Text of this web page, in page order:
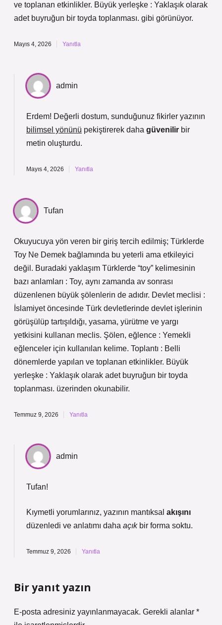
ve toplanan etkinlikler. Büyük yerleşke : Yaklaşık olarak
adet buyruğun bir toyda toplanması. gibi görünüyor.
Mayıs 4, 2026 Yanıtla
admin
Erdem! Değerli dostum, sunduğunuz fikirler yazının
bilimsel yönünü pekiştirerek daha güvenilir bir
metin oluşturdu.
Mayıs 4, 2026 Yanıtla
Tufan
Okuyucuya yön veren bir giriş tercih edilmiş; Türklerde
Toy Ne Demek bağlamında bu yeterli ama etkileyici
değil. Buradaki yaklaşım Türklerde “toy” kelimesinin
bazı anlamları : Toy, aynı zamanda av sonrası
düzenlenen büyük şölenlerin de adıdır. Devlet meclisi :
İslamiyet öncesinde Türk devletlerinde devlet işlerinin
görüşülüp tartışıldığı, yasama, yürütme ve yargı
yetkisini kullanan meclis. Şölen, eğlence : Yemekli
eğlenceler için kullanılan kelime. Toplantı : Belli
dönemlerde yapılan ve toplanan etkinlikler. Büyük
yerleşke : Yaklaşık olarak adet buyruğun bir toyda
toplanması. üzerinden okunabilir.
Temmuz 9, 2026 Yanıtla
admin
Tufan!
Kıymetli yorumlarınız, yazının mantıksal akışını
düzenledi ve anlatımı daha açıkbir forma soktu.
Temmuz 9, 2026 Yanıtla
Bir yanıt yazın
E-posta adresiniz yayınlanmayacak. Gerekli alanlar *